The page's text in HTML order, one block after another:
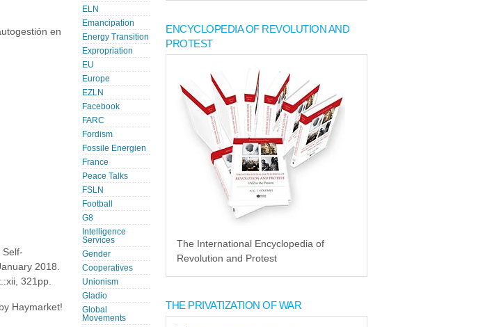
en
Self-
2018.
321pp.
Haymarket!
ELN
Emancipation
Energy Transition
Expropriation
EU
Europe
EZLN
Facebook
FARC
Fordism
Fossile Energien
France
Peace Talks
FSLN
Football
G8
Intelligence
Services
Gender
Cooperatives
Unionism
Gladio
Global
Movements
ENCYCLOPEDIA OF REVOLUTION AND
PROTEST
The International Encyclopedia of
Revolution and Protest
THE PRIVATIZATION OF WAR